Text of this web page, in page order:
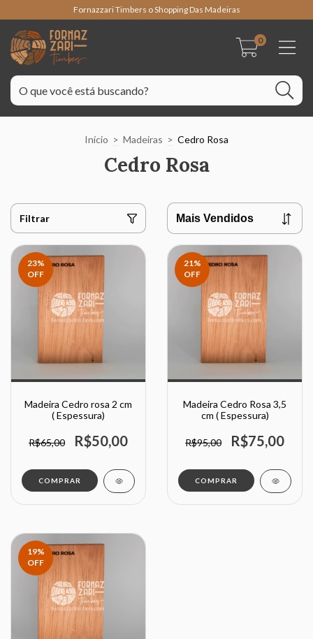
Fornazzari Timbers o Shopping Das Madeiras
0
Início > Madeiras > Cedro Rosa
Cedro Rosa
Filtrar
23%
OFF
Madeira Cedro rosa 2 cm
( Espessura)
R$65,00 R$50,00
COMPRAR
21%
OFF
Madeira Cedro Rosa 3,5
cm ( Espessura)
R$95,00 R$75,00
COMPRAR
19%
OFF